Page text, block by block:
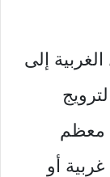
إلى
معظم
أو